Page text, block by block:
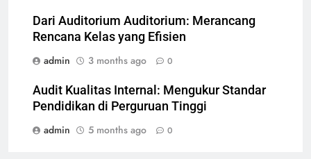
Dari Auditorium Auditorium: Merancang
Rencana Kelas yang Efisien
admin
3 months ago 0
Audit Kualitas Internal: Mengukur Standar
Pendidikan di Perguruan Tinggi
admin
5 months ago 0